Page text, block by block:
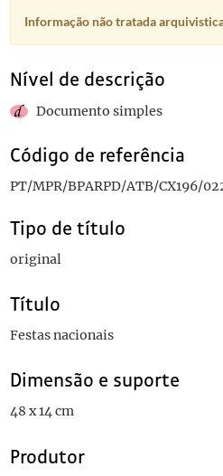
Informação não tratada
Nível de descrição
Documento simples
Código de referência
PT/MPR/BPARPD/ATB/CX196/
Tipo de título
original
Título
Festas nacionais
Dimensão e suporte
48 x 14 cm
Produtor